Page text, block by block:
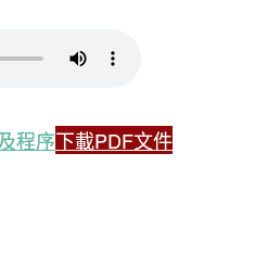
程序下載PDF文件